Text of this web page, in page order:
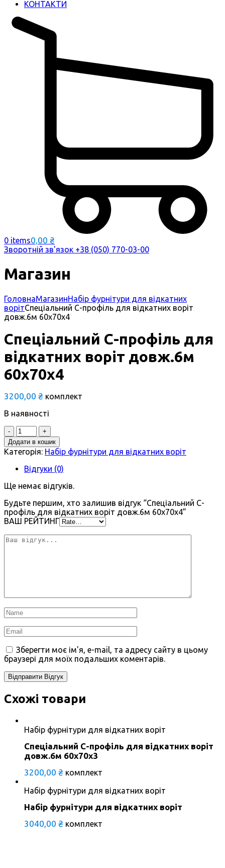
КОНТАКТИ
0 items0,00 ₴
Зворотній зв'язок +38 (050) 770-03-00
Магазин
ГоловнаМагазинНабір фурнітури для відкатних
ворітСпеціальний С-профіль для відкатних воріт
довж.6м 60х70х4
Спеціальний С-профіль для
відкатних воріт довж.6м
60х70х4
3200,00 ₴ комплект
В наявності
Quantity
Додати в кошик
Категорія: Набір фурнітури для відкатних воріт
Відгуки (0)
Ще немає відгуків.
Будьте першим, хто залишив відгук “Спеціальний С-
профіль для відкатних воріт довж.6м 60х70х4”
ВАШ РЕЙТИНГ
Зберегти моє ім'я, e-mail, та адресу сайту в цьому
браузері для моїх подальших коментарів.
Схожі товари
Набір фурнітури для відкатних воріт
Спеціальний С-профіль для відкатних воріт
довж.6м 60х70х3
3200,00 ₴ комплект
Набір фурнітури для відкатних воріт
Набір фурнітури для відкатних воріт
3040,00 ₴ комплект